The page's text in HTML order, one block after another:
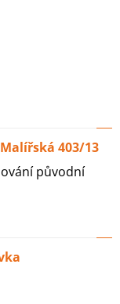
403/13
původní